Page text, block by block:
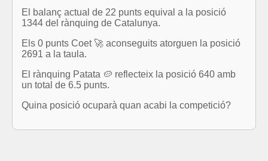
El balanç actual de 22 punts equival a la posició
1344 del rànquing de Catalunya.
Els 0 punts Coet 🚀 aconseguits atorguen la posició
2691 a la taula.
El rànquing Patata 🥔 reflecteix la posició 640 amb
un total de 6.5 punts.
Quina posició ocuparà quan acabi la competició?